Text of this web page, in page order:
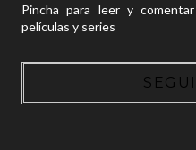
Pincha para leer y
películas y series